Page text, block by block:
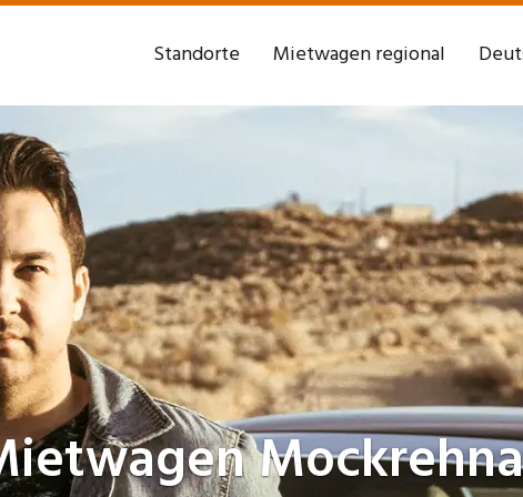
Standorte Mietwagen regional
Mockrehna